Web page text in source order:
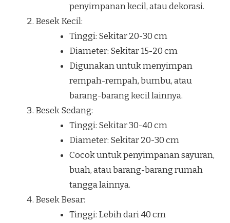
penyimpanan kecil, atau dekorasi.
Besek Kecil:
Tinggi: Sekitar 20-30 cm
Diameter: Sekitar 15-20 cm
Digunakan untuk menyimpan
rempah-rempah, bumbu, atau
barang-barang kecil lainnya.
Besek Sedang:
Tinggi: Sekitar 30-40 cm
Diameter: Sekitar 20-30 cm
Cocok untuk penyimpanan sayuran,
buah, atau barang-barang rumah
tangga lainnya.
Besek Besar:
Tinggi: Lebih dari 40 cm